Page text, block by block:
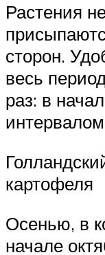
Растения
сторон.
весь
раз: в
картофеля
Осенью, в
начале